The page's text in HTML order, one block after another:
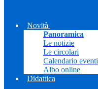
Novità
Panoramica
Le notizie
Le circolari
Calendario eventi
Albo online
Didattica